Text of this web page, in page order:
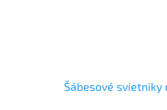
Šábesové svietniky